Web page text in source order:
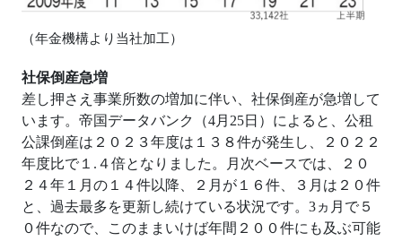
（年金機構より当社加工）
社保倒産急増
差し押さえ事業所数の増加に伴い、社保倒産が急増して
います。帝国データバンク（4月 25日）によると、公租
公課倒産は２０２３年度は１３８件が発生し、２０２２
年度比で１ . ４倍となりました。月次ベースでは、２０
２４年１月の１４件以降、２月が１６件、３月は２０件
と、過去最多を更新し続けている状況です。 3ヵ月で５
０件なので、このままいけば年間２００件にも及ぶ可能